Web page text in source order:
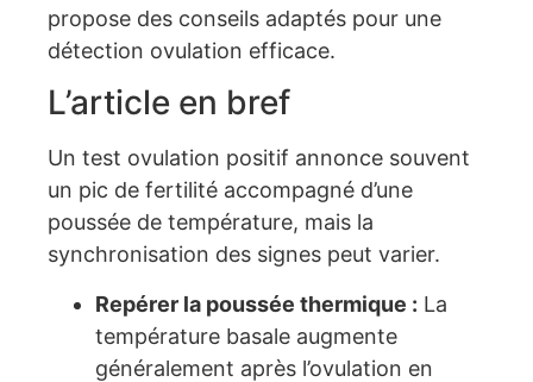
propose des conseils adaptés pour une
détection ovulation efficace.
L’article en bref
Un test ovulation positif annonce souvent
un pic de fertilité accompagné d’une
poussée de température, mais la
synchronisation des signes peut varier.
Repérer la poussée thermique : La
température basale augmente
généralement après l’ovulation en